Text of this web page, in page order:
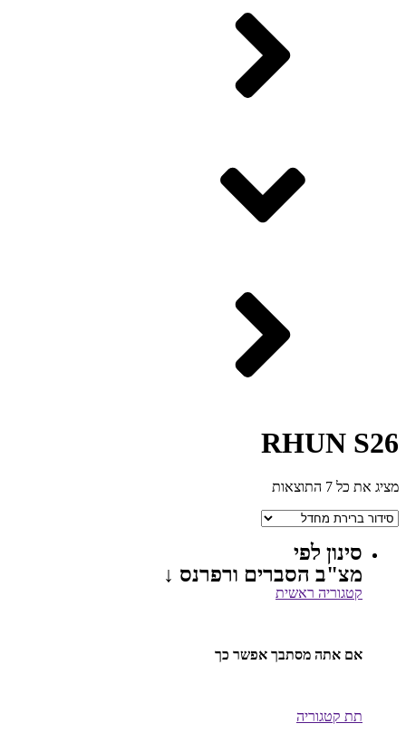
RHUN S26
מציג את כל 7 התוצאות
סינון לפי
מצ"ב הסברים ורפרנס ↓
קטגוריה ראשית
אם אתה מסתבך אפשר כך
תת קטגוריה